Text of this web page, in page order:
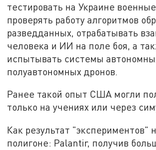
тестировать на Украине
проверять работу алгоритмов
разведданных, отрабатывать
человека и ИИ на поле боя, а
испытывать системы
полуавтономных дронов.
Ранее такой опыт США могли
только на учениях или через
Как результат "экспериментов"
полигоне: Palantir, получив